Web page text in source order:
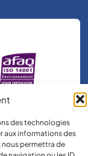
des technologies
aux informations des
nous permettra de